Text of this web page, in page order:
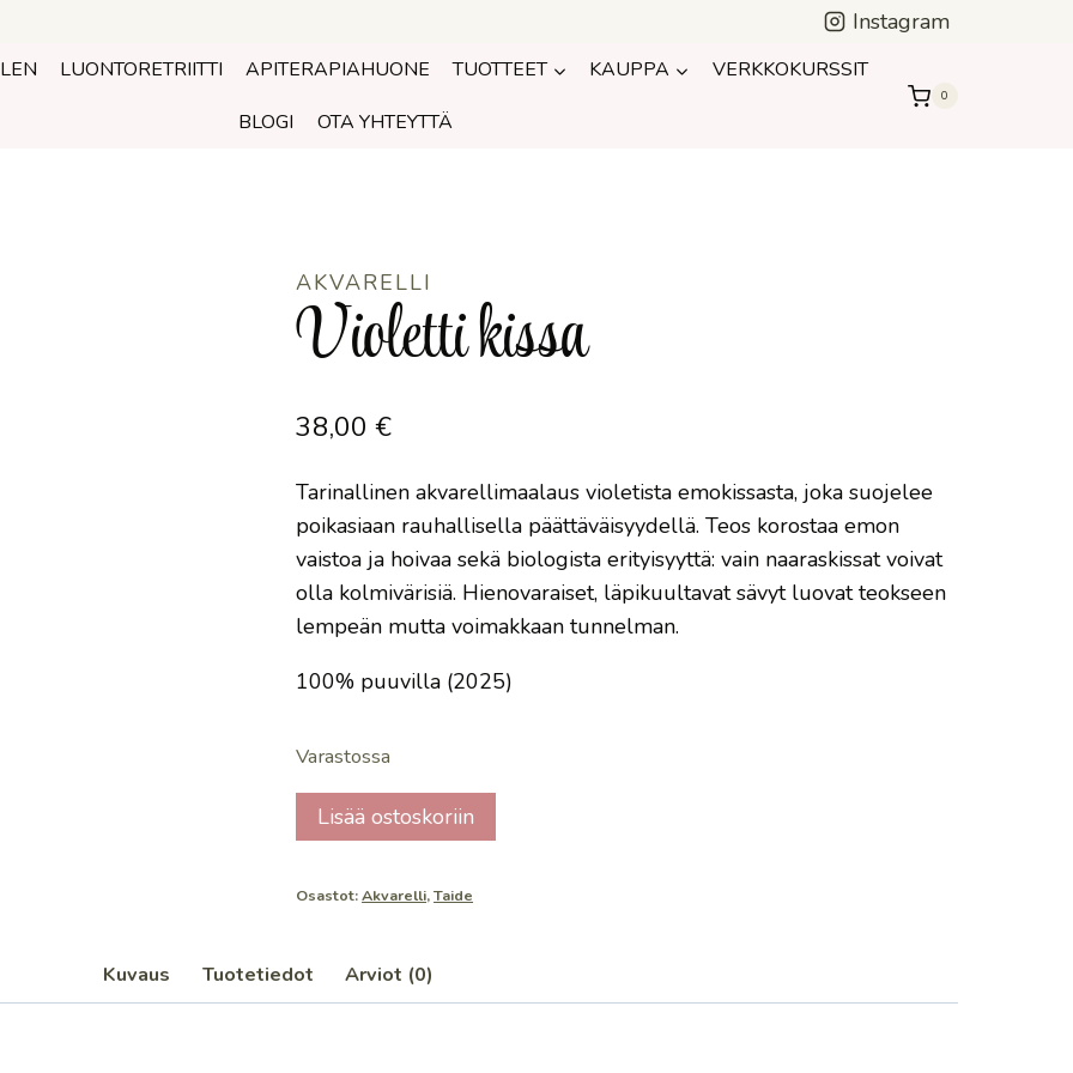
Instagram
LUONTORETRIITTI APITERAPIAHUONE TUOTTEET KAUPPA VERKKOKURSSIT
BLOGI OTA YHTEYTTÄ
0
AKVARELLI
Violetti kissa
38,00€
Tarinallinen akvarellimaalaus violetista emokissasta, joka suojelee
poikasiaan rauhallisella päättäväisyydellä. Teos korostaa emon
vaistoa ja hoivaa sekä biologista erityisyyttä: vain naaraskissat voivat
olla kolmivärisiä. Hienovaraiset, läpikuultavat sävyt luovat teokseen
lempeän mutta voimakkaan tunnelman.
100% puuvilla (2025)
Varastossa
Violetti
kissa
Lisää ostoskoriin
Osastot:Akvarelli,Taide
Kuvaus Tuotetiedot Arviot (0)